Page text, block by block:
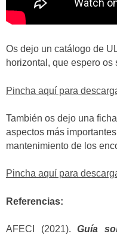
Os dejo un catálogo de
horizontal, que espero os
Pincha aquí para
También os dejo una
aspectos más
mantenimiento de los
Pincha aquí para
Referencias:
AFECI (2021).Guía